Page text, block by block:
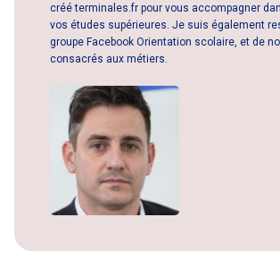
créé terminales.fr pour vous accompagner
vos études supérieures. Je suis également
groupe Facebook Orientation scolaire, et de
consacrés aux métiers.